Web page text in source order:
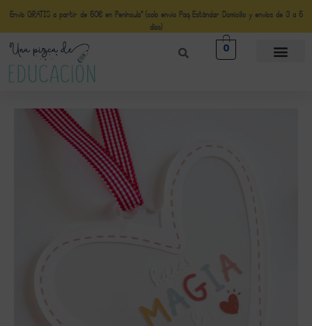
Envío GRATIS a partir de 50€ en Península* (solo envio Paq Estándar Domicilio y envíos de 3 a 5
días)
0